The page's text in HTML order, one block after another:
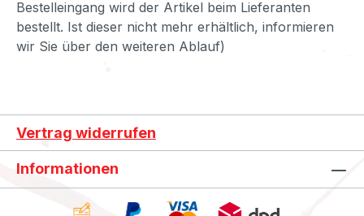
Bestelleingang wird der Artikel beim Lieferanten
bestellt. Ist dieser nicht mehr erhältlich, informieren
wir Sie über den weiteren Ablauf)
Vertrag widerrufen
Informationen